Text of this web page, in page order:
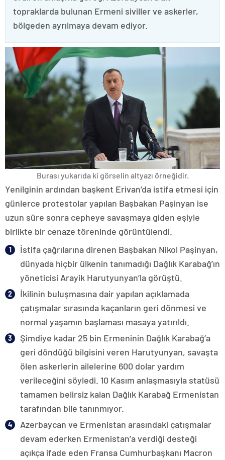
topraklarda bulunan Ermeni siviller ve askerler,
bölgeden ayrılmaya devam ediyor.
Burası yukarıda ki görselin altyazı örneğidir.
Yenilginin ardından başkent Erivan’da istifa etmesi için
günlerce protestolar yapılan Başbakan Paşinyan ise
uzun süre sonra cepheye savaşmaya giden eşiyle
birlikte bir cenaze töreninde görüntülendi.
İstifa çağrılarına direnen Başbakan Nikol Paşinyan,
dünyada hiçbir ülkenin tanımadığı Dağlık Karabağ’ın
yöneticisi Arayik Harutyunyan’la görüştü.
İkilinin buluşmasına dair yapılan açıklamada
çatışmalar sırasında kaçanların geri dönmesi ve
normal yaşamın başlaması masaya yatırıldı.
Şimdiye kadar 25 bin Ermeninin Dağlık Karabağ’a
geri döndüğü bilgisini veren Harutyunyan, savaşta
ölen askerlerin ailelerine 600 dolar yardım
verileceğini söyledi. 10 Kasım anlaşmasıyla statüsü
tamamen belirsiz kalan Dağlık Karabağ Ermenistan
tarafından bile tanınmıyor.
Azerbaycan ve Ermenistan arasındaki çatışmalar
devam ederken Ermenistan’a verdiği desteği
açıkça ifade eden Fransa Cumhurbaşkanı Macron